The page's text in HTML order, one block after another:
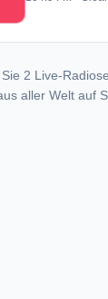
2 Live-
aller Welt auf